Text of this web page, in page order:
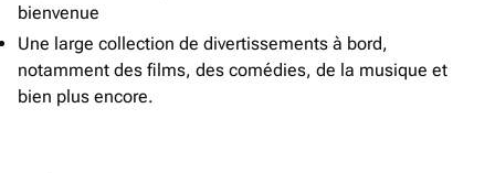
bienvenue
Une large collection de divertissements à bord,
notamment des films, des comédies, de la musique et
bien plus encore.